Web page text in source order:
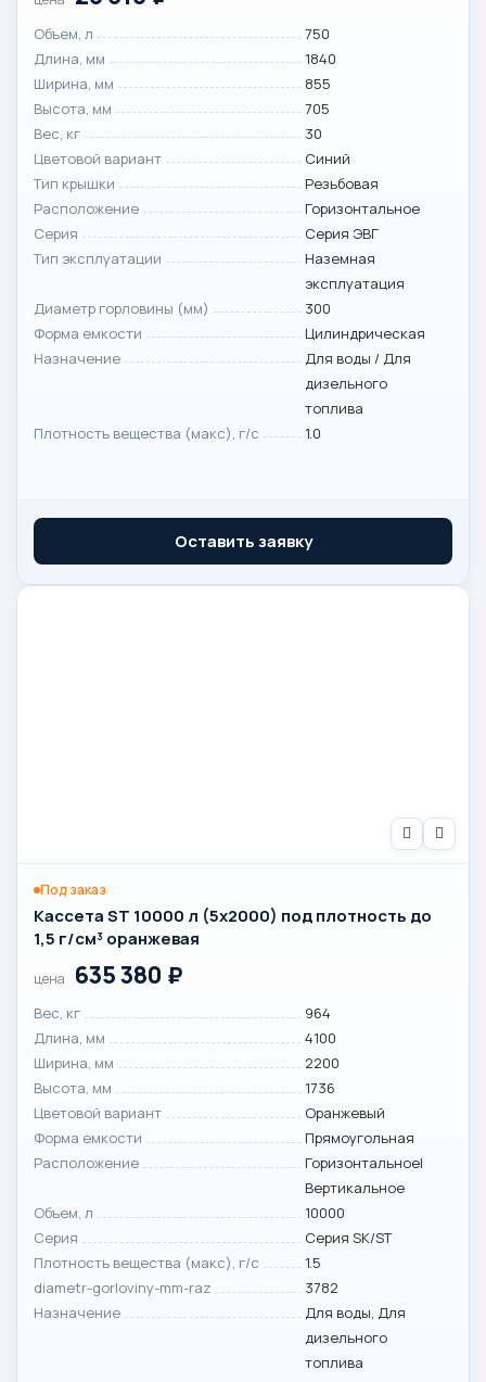
Объем, л
750
Длина, мм
1840
Ширина, мм
855
Высота, мм
705
Вес, кг
30
Цветовой вариант
Синий
Тип крышки
Резьбовая
Расположение
Горизонтальное
Серия
Серия ЭВГ
Тип эксплуатации
Наземная
эксплуатация
Диаметр горловины (мм)
300
Форма емкости
Цилиндрическая
Назначение
Для воды / Для
дизельного
топлива
Плотность вещества (макс), г/с
1.0
Оставить заявку
Под заказ
Кассета ST 10000 л (5х2000) под плотность до
1,5 г/см³ оранжевая
цена 635 380 ₽
Вес, кг
964
Длина, мм
4100
Ширина, мм
2200
Высота, мм
1736
Цветовой вариант
Оранжевый
Форма емкости
Прямоугольная
Расположение
Горизонтальное|
Вертикальное
Объем, л
10000
Серия
Серия SK/ST
Плотность вещества (макс), г/с
1.5
diametr-gorloviny-mm-raz
3782
Назначение
Для воды, Для
дизельного
топлива